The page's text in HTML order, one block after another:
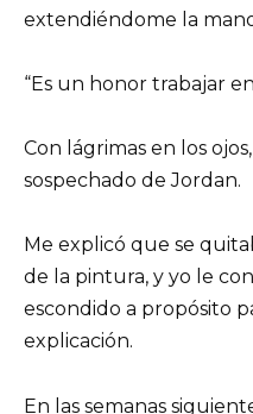
extendiéndome la
“Es un honor trabajar
Con lágrimas en los
sospechado de Jordan.
Me explicó que se
de la pintura, y yo le
escondido a propósito
explicación.
En las semanas